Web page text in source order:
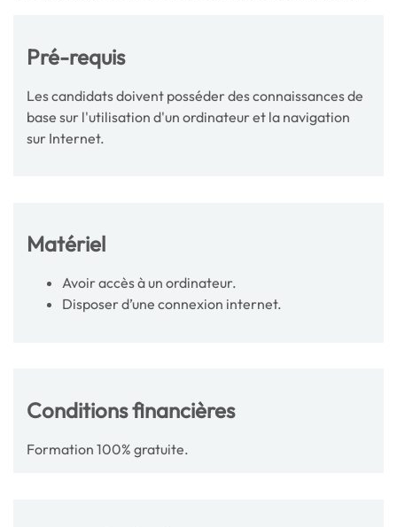
Pré-requis
Les candidats doivent posséder des connaissances de
base sur l'utilisation d'un ordinateur et la navigation
sur Internet.
Matériel
Avoir accès à un ordinateur.
Disposer d’une connexion internet.
Conditions financières
Formation 100% gratuite.